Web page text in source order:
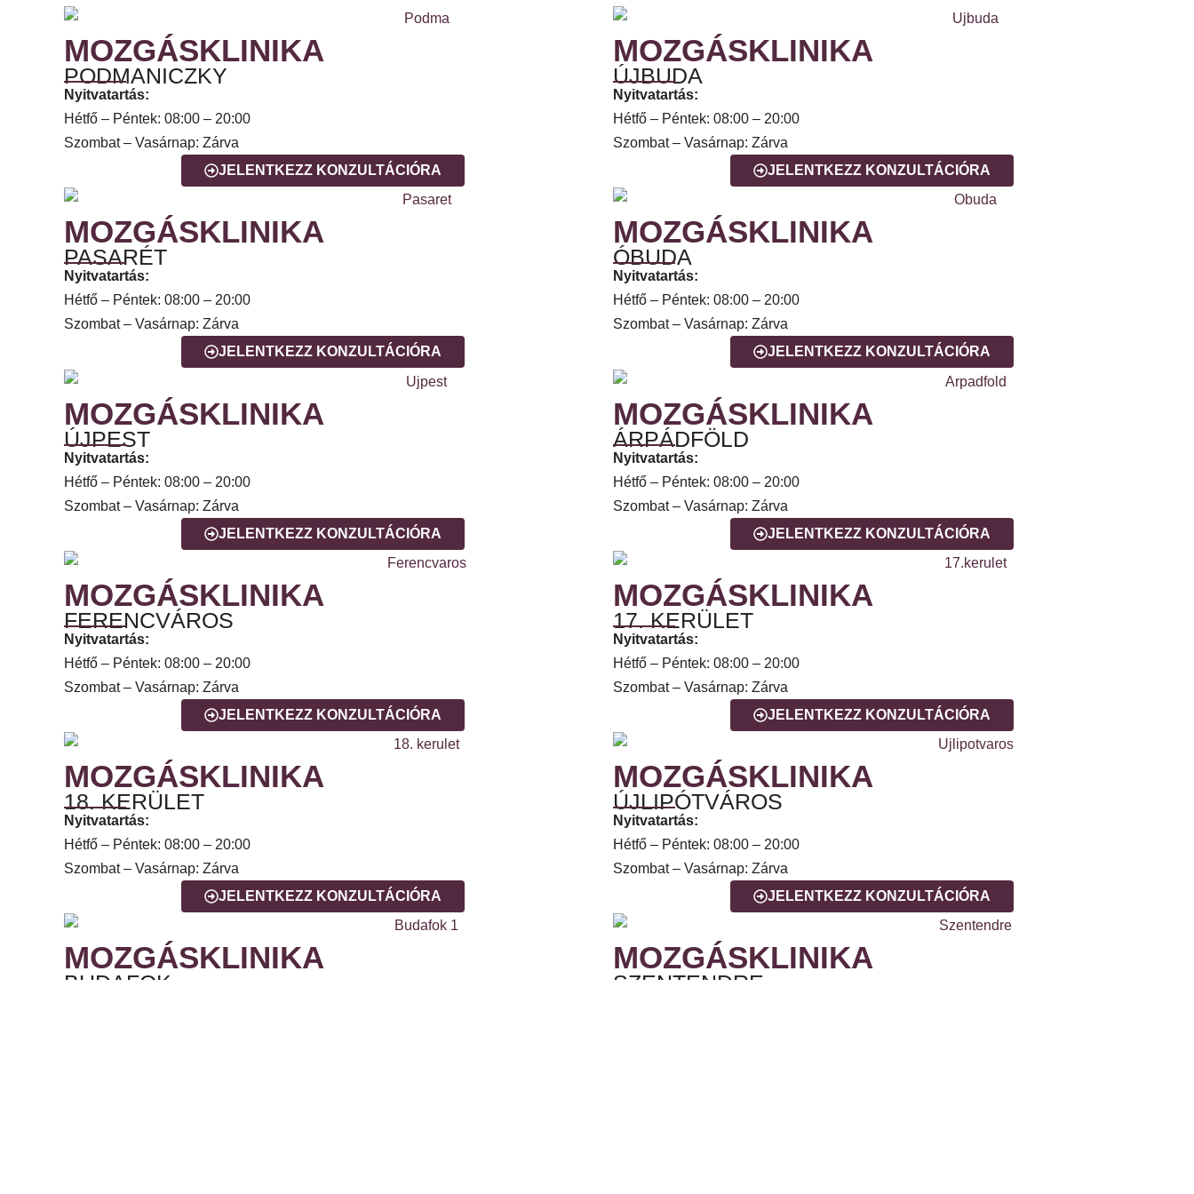
MOZGÁSKLINIKA
PODMANICZKY
Nyitvatartás:
Hétfő – Péntek: 08:00 – 20:00
Szombat – Vasárnap: Zárva
JELENTKEZZ KONZULTÁCIÓRA
MOZGÁSKLINIKA
ÚJBUDA
Nyitvatartás:
Hétfő – Péntek: 08:00 – 20:00
Szombat – Vasárnap: Zárva
JELENTKEZZ KONZULTÁCIÓRA
MOZGÁSKLINIKA
PASARÉT
Nyitvatartás:
Hétfő – Péntek: 08:00 – 20:00
Szombat – Vasárnap: Zárva
JELENTKEZZ KONZULTÁCIÓRA
MOZGÁSKLINIKA
ÓBUDA
Nyitvatartás:
Hétfő – Péntek: 08:00 – 20:00
Szombat – Vasárnap: Zárva
JELENTKEZZ KONZULTÁCIÓRA
MOZGÁSKLINIKA
ÚJPEST
Nyitvatartás:
Hétfő – Péntek: 08:00 – 20:00
Szombat – Vasárnap: Zárva
JELENTKEZZ KONZULTÁCIÓRA
MOZGÁSKLINIKA
ÁRPÁDFÖLD
Nyitvatartás:
Hétfő – Péntek: 08:00 – 20:00
Szombat – Vasárnap: Zárva
JELENTKEZZ KONZULTÁCIÓRA
MOZGÁSKLINIKA
FERENCVÁROS
Nyitvatartás:
Hétfő – Péntek: 08:00 – 20:00
Szombat – Vasárnap: Zárva
JELENTKEZZ KONZULTÁCIÓRA
MOZGÁSKLINIKA
17. KERÜLET
Nyitvatartás:
Hétfő – Péntek: 08:00 – 20:00
Szombat – Vasárnap: Zárva
JELENTKEZZ KONZULTÁCIÓRA
MOZGÁSKLINIKA
18. KERÜLET
Nyitvatartás:
Hétfő – Péntek: 08:00 – 20:00
Szombat – Vasárnap: Zárva
JELENTKEZZ KONZULTÁCIÓRA
MOZGÁSKLINIKA
ÚJLIPÓTVÁROS
Nyitvatartás:
Hétfő – Péntek: 08:00 – 20:00
Szombat – Vasárnap: Zárva
JELENTKEZZ KONZULTÁCIÓRA
MOZGÁSKLINIKA
BUDAFOK
MOZGÁSKLINIKA
SZENTENDRE